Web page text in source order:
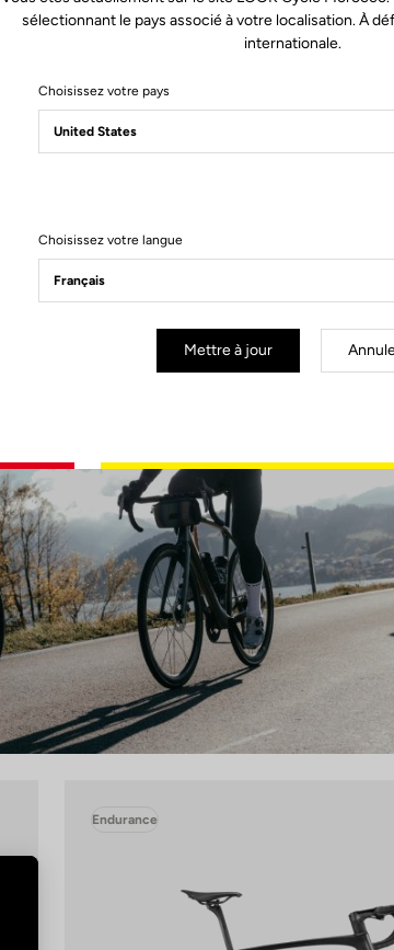
Endurance
sélectionnant le pays associé à votre localisation. À
internationale.
Choisissez votre pays
Choisissez votre langue
Mettre à jour